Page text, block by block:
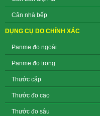
Cân nhà bếp
DỤNG CỤ DO CHÍNH XÁC
Panme đo ngoài
Panme đo trong
Thước cặp
Thước đo cao
Thước đo sâu